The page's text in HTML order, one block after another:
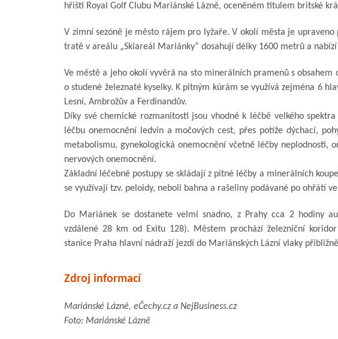
hřišti Royal Golf Clubu Mariánské Lázně, oceněném titulem britské
V zimní sezóně je město rájem pro lyžaře. V okolí města je upraveno
tratě v areálu „Skiareál Mariánky“ dosahují délky 1600 metrů a
Ve městě a jeho okolí vyvěrá na sto minerálních pramenů s
o studené železnaté kyselky. K pitným kúrám se využívá zejména 6
Lesní, Ambrožův a Ferdinandův.
Díky své chemické rozmanitosti jsou vhodné k léčbě velkého
léčbu onemocnění ledvin a močových cest, přes potíže dýchací,
metabolismu, gynekologická onemocnění včetně léčby neplodnosti,
nervových onemocnění.
Základní léčebné postupy se skládají z pitné léčby a minerálních
se využívají tzv. peloidy, neboli bahna a rašeliny podávané po ohřátí
Do Mariánek se dostanete velmi snadno, z Prahy cca 2 hodiny
vzdálené 28 km od Exitu 128). Městem prochází železniční koridor
stanice Praha hlavní nádraží jezdí do Mariánských Lázní vlaky
Zdroj informací
Mariánské Lázně, eČechy.cz a NejBusiness.cz
Foto: Mariánské Lázně